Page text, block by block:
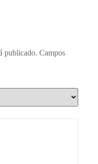
publicado. Campos